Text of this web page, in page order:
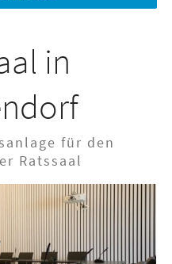
in
für den
Ratssaal